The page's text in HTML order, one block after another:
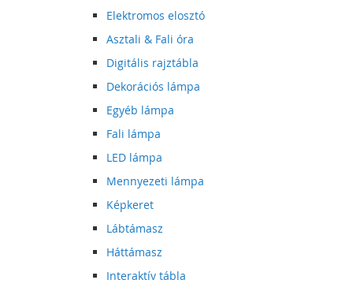
Elektromos elosztó
Asztali & Fali óra
Digitális rajztábla
Dekorációs lámpa
Egyéb lámpa
Fali lámpa
LED lámpa
Mennyezeti lámpa
Képkeret
Lábtámasz
Háttámasz
Interaktív tábla